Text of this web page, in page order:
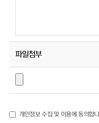
파일첨부
개인정보 수집 및 이용에 동의합